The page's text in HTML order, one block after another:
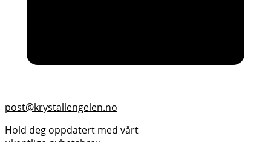
post@krystallengelen.no
Hold deg oppdatert med vårt